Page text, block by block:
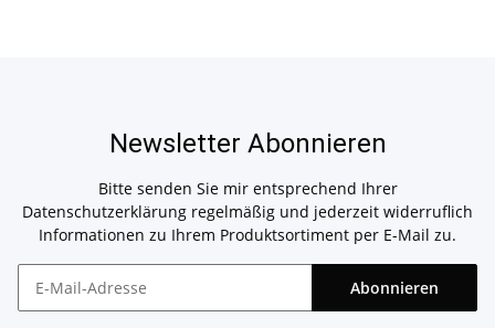
Newsletter Abonnieren
Bitte senden Sie mir entsprechend Ihrer
Datenschutzerklärung regelmäßig und jederzeit widerruflich
Informationen zu Ihrem Produktsortiment per E-Mail zu.
Abonnieren